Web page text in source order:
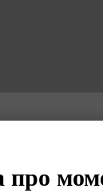
про